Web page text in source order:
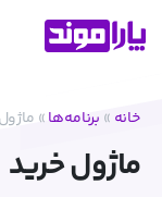
خانه » برنامه‌ها»
ماژول خرید